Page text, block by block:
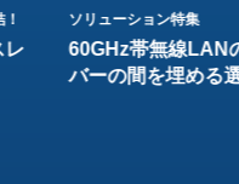
レ
ソリューション特集
60GHz帯無線LAN
バーの間を埋める